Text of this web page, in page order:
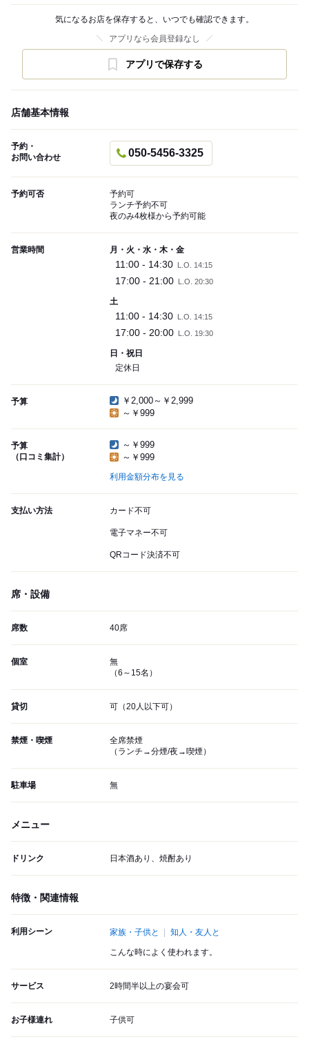
気になるお店を保存すると、いつでも確認できます。
アプリなら会員登録なし
アプリで保存する
店舗基本情報
予約・
お問い合わせ
050-5456-3325
予約可否
予約可
ランチ予約不可
夜のみ4枚様から予約可能
営業時間 月・火・水・木・金
11:00 - 14:30 L.O. 14:15
17:00 - 21:00 L.O. 20:30
土
11:00 - 14:30 L.O. 14:15
17:00 - 20:00 L.O. 19:30
日・祝日
定休日
予算
￥2,000～￥2,999
～￥999
予算
（口コミ集計）
～￥999
～￥999
利用金額分布を見る
支払い方法 カード不可
電子マネー不可
QRコード決済不可
席・設備
席数 40席
個室
無
（6～15名）
貸切 可（20人以下可）
禁煙・喫煙
全席禁煙
（ランチ→分煙/夜→喫煙）
駐車場 無
メニュー
ドリンク 日本酒あり、焼酎あり
特徴・関連情報
利用シーン 家族・子供と 知人・友人と
こんな時によく使われます。
サービス 2時間半以上の宴会可
お子様連れ 子供可